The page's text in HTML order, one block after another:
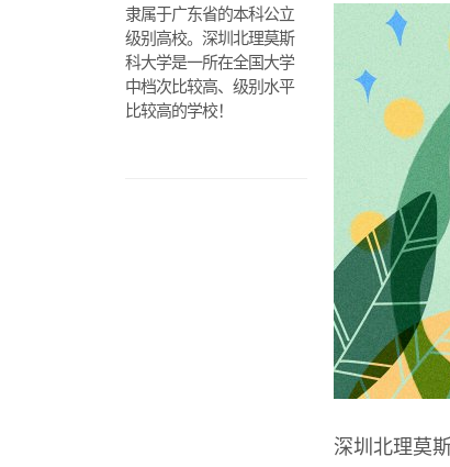
隶属于广东省的本科公立
级别高校。深圳北理莫斯
科大学是一所在全国大学
中档次比较高、级别水平
比较高的学校！
深圳北理莫